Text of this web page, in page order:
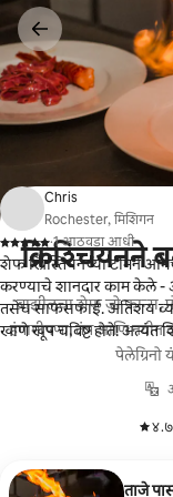
कंटेंटवर
जा
क्रिश्चियनने
ब्राझीलचा शेफ जो फ्रान्स,
हंगामीपणा, तंत्र आणि
ताजे
Chris
Rochester, मिशिगन
,
·1 आठवडा आधी
शेफ ख्रिस्तियनच्या टीमने
करण्याचे शानदार काम केले -
तसेच साफसफाई. अतिशय
खाणे खूप चविष्ट होते! अत्यंत